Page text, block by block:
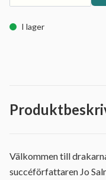
I lager
Välkommen till
succéförfattaren Jo